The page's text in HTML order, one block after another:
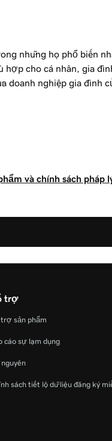
những họ phổ biến
hợp cho cá nhân, gia
doanh nghiệp gia đình
và chính sách pháp
trợ
trợ sản phẩm
cáo sự lạm dụng
nguyên
sách tiết lộ dữ liệu đăng ký